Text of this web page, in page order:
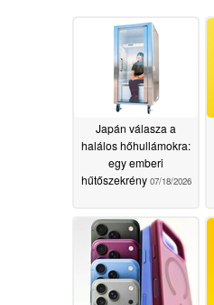
Japán válasza a
halálos hőhullámokra:
egy emberi
hűtőszekrény 07/18/2026